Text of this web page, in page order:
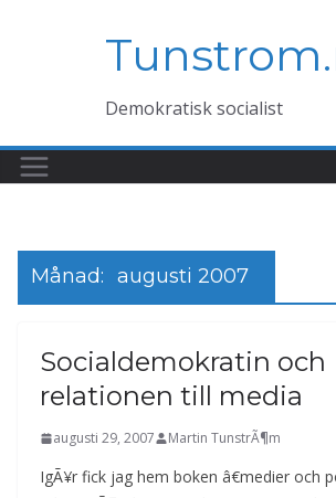
Demokratisk socialist
Månad: augusti 2007
Socialdemokratin och
relationen till media
augusti 29, 2007 Martin TunstrÃ¶m
IgÃ¥r fick jag hem boken â€medier och